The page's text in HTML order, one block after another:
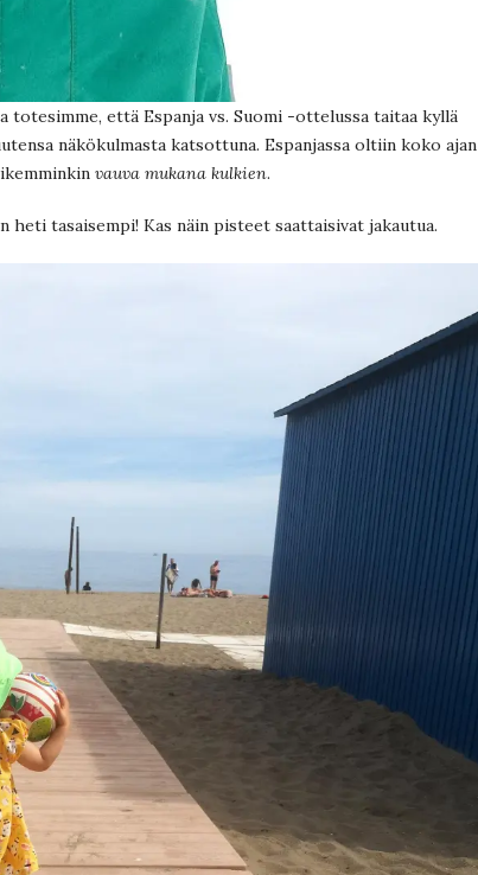
totesimme, että Espanja vs. Suomi -ottelussa taitaa kyllä
näkökulmasta katsottuna. Espanjassa oltiin koko ajan
vauva mukana kulkien.
tasaisempi! Kas näin pisteet saattaisivat jakautua.